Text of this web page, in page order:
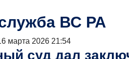
ВС РА
марта 2026 21:54
суд дал